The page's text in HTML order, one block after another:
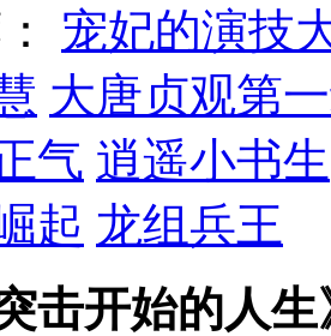
宠妃的演技
大唐贞观第
气 逍遥小书生
起 龙组兵王
击开始的人